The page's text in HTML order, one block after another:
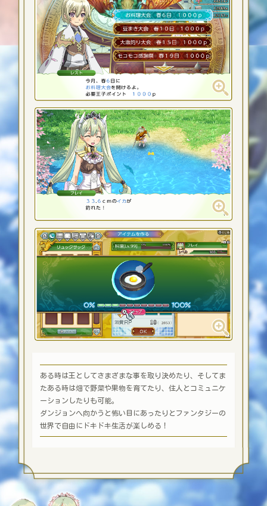
ある時は王としてさまざまな事を取り決めたり、そしてま
たある時は畑で野菜や果物を育てたり、住人とコミュニケ
ーションしたりも可能。
ダンジョンへ向かうと怖い目にあったりとファンタジーの
世界で自由にドキドキ生活が楽しめる！